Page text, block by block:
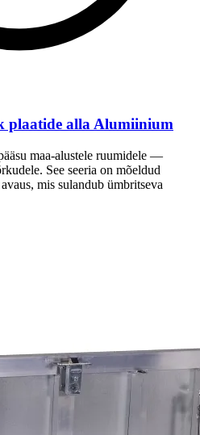
plaatide alla Alumiinium
maa-alustele ruumidele —
See seeria on mõeldud
mis sulandub ümbritseva